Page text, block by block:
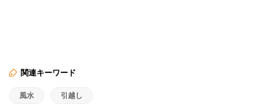
関連キーワード
風水 引越し